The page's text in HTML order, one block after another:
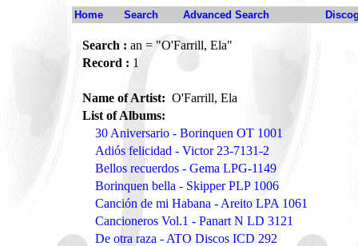
Home Search Advanced Search
Search : an = "O'Farrill, Ela"
Record : 1
Name of Artist: O'Farrill, Ela
List of Albums:
30 Aniversario - Borinquen OT 1001
Adiós felicidad - Victor 23-7131-2
Bellos recuerdos - Gema LPG-1149
Borinquen bella - Skipper PLP 1006
Canción de mi Habana - Areito LPA 1061
Cancioneros Vol.1 - Panart N LD 3121
De otra raza - ATO Discos ICD 292